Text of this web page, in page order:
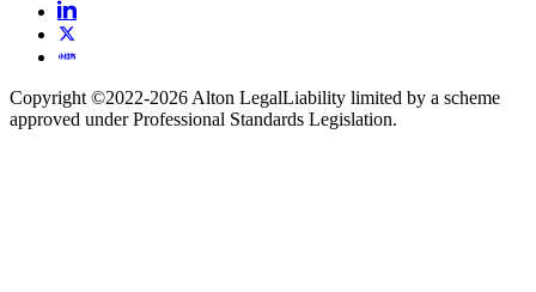
Copyright ©️2022-2026 Alton LegalLiability limited by a scheme
approved under Professional Standards Legislation.